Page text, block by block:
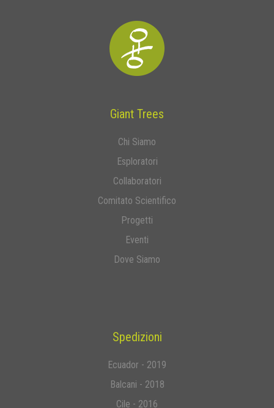
Giant Trees
Chi Siamo
Esploratori
Collaboratori
Comitato Scientifico
Progetti
Eventi
Dove Siamo
Spedizioni
Ecuador - 2019
Balcani - 2018
Cile - 2016